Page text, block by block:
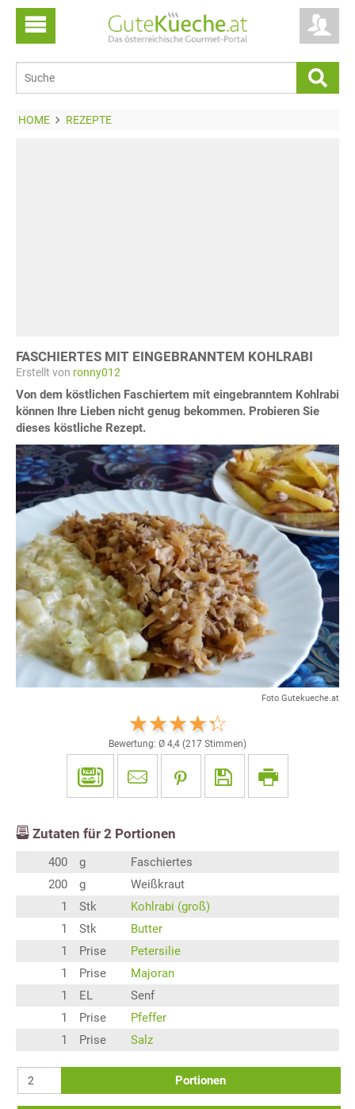
HOME REZEPTE
FASCHIERTES MIT EINGEBRANNTEM KOHLRABI
Erstellt von ronny012
Von dem köstlichen Faschiertem mit eingebranntem Kohlrabi
können Ihre Lieben nicht genug bekommen. Probieren Sie
dieses köstliche Rezept.
Foto Gutekueche.at
Bewertung: Ø 4,4 (217 Stimmen)
Zutaten für 2 Portionen
400 g
Faschiertes
200
g
Weißkraut
1
Stk
Kohlrabi (groß)
1
Stk
Butter
1
Prise
Petersilie
1
Prise
Majoran
1
EL
Senf
1
Prise
Pfeffer
1
Prise Salz
Portionen